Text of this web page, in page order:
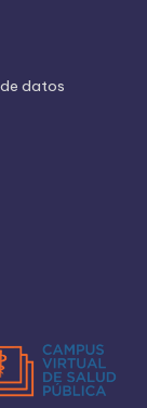
datos